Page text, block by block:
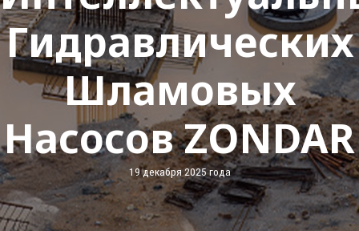
Гидравлических
Шламовых
Насосов ZONDAR
19 декабря 2025 года